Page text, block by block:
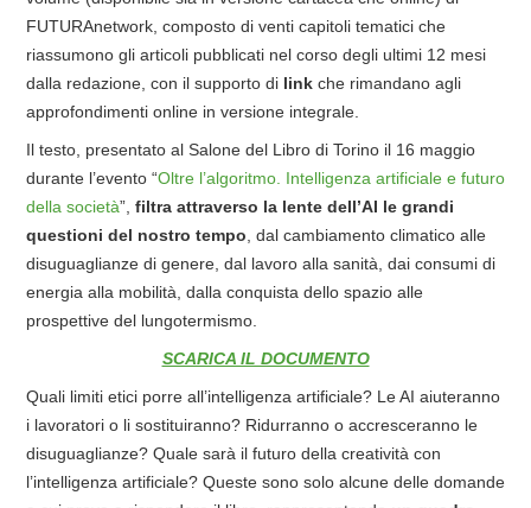
FUTURAnetwork, composto di venti capitoli tematici che
riassumono gli articoli pubblicati nel corso degli ultimi 12 mesi
dalla redazione, con il supporto di link che rimandano agli
approfondimenti online in versione integrale.
Il testo, presentato al Salone del Libro di Torino il 16 maggio
durante l’evento “Oltre l’algoritmo. Intelligenza artificiale e futuro
della società”, filtra attraverso la lente dell’AI le grandi
questioni del nostro tempo , dal cambiamento climatico alle
disuguaglianze di genere, dal lavoro alla sanità, dai consumi di
energia alla mobilità, dalla conquista dello spazio alle
prospettive del lungotermismo.
SCARICA IL DOCUMENTO
Quali limiti etici porre all’intelligenza artificiale? Le AI aiuteranno
i lavoratori o li sostituiranno? Ridurranno o accresceranno le
disuguaglianze? Quale sarà il futuro della creatività con
l’intelligenza artificiale? Queste sono solo alcune delle domande